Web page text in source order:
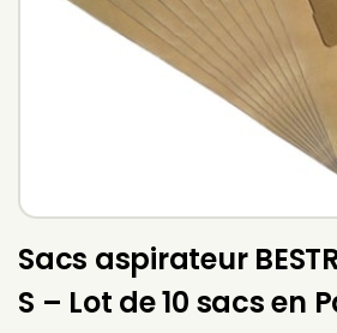
Sacs aspirateur
S – Lot de 10 sacs en